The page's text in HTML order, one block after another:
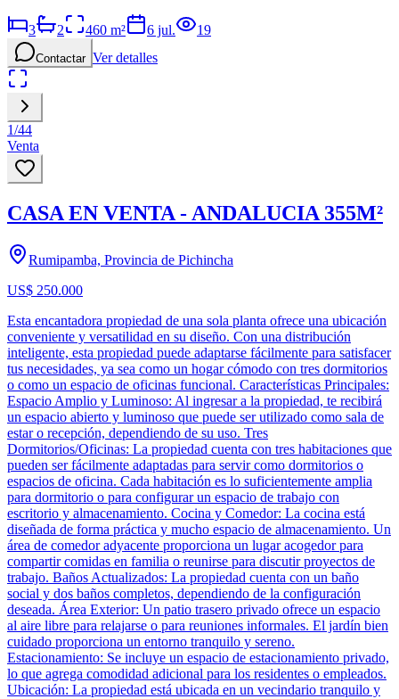
3 2 460 m² 6 jul. 19
Contactar Ver detalles
1/44
Venta
CASA EN VENTA - ANDALUCIA 355M²
Rumipamba, Provincia de Pichincha
US$ 250.000
Esta encantadora propiedad de una sola planta ofrece una ubicación
conveniente y versatilidad en su diseño. Con una distribución
inteligente, esta propiedad puede adaptarse fácilmente para satisfacer
tus necesidades, ya sea como un hogar cómodo con tres dormitorios
o como un espacio de oficinas funcional. Características Principales:
Espacio Amplio y Luminoso: Al ingresar a la propiedad, te recibirá
un espacio abierto y luminoso que puede ser utilizado como sala de
estar o recepción, dependiendo de su uso. Tres
Dormitorios/Oficinas: La propiedad cuenta con tres habitaciones que
pueden ser fácilmente adaptadas para servir como dormitorios o
espacios de oficina. Cada habitación es lo suficientemente amplia
para dormitorio o para configurar un espacio de trabajo con
escritorio y almacenamiento. Cocina y Comedor: La cocina está
diseñada de forma práctica y mucho espacio de almacenamiento. Un
área de comedor adyacente proporciona un lugar acogedor para
compartir comidas en familia o reunirse para discutir proyectos de
trabajo. Baños Actualizados: La propiedad cuenta con un baño
social y dos baños completos, dependiendo de la configuración
deseada. Área Exterior: Un patio trasero privado ofrece un espacio
al aire libre para relajarse o para reuniones informales. El jardín bien
cuidado proporciona un entorno tranquilo y sereno.
Estacionamiento: Se incluye un espacio de estacionamiento privado,
lo que agrega comodidad adicional para los residentes o empleados.
Ubicación: La propiedad está ubicada en un vecindario tranquilo y